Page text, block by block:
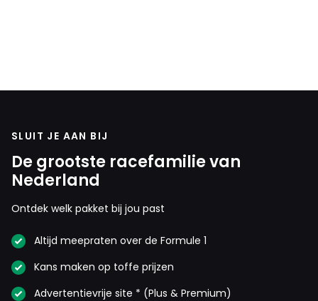
SLUIT JE AAN BIJ
De grootste racefamilie van
Nederland
Ontdek welk pakket bij jou past
Altijd meepraten over de Formule 1
Kans maken op toffe prijzen
Advertentievrije site * (Plus & Premium)